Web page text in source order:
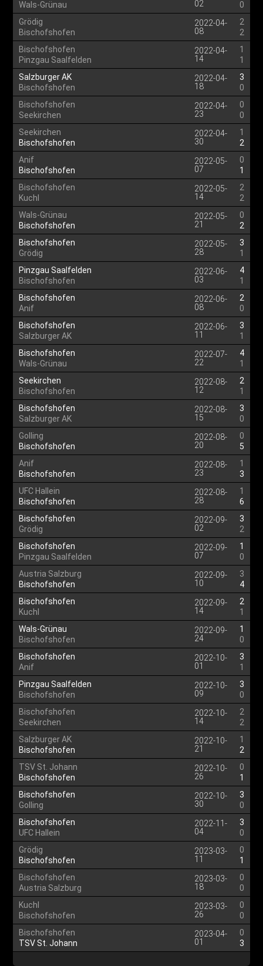
Wals-Grünau
02
0
Grödig
Bischofshofen
2022-04-
08
2
2
Bischofshofen
Pinzgau Saalfelden
2022-04-
14
1
1
Salzburger AK
Bischofshofen
2022-04-
18
3
0
Bischofshofen
Seekirchen
2022-04-
23
0
0
Seekirchen
Bischofshofen
2022-04-
30
1
2
Anif
Bischofshofen
2022-05-
07
0
1
Bischofshofen
Kuchl
2022-05-
14
2
2
Wals-Grünau
Bischofshofen
2022-05-
21
0
2
Bischofshofen
Grödig
2022-05-
28
3
1
Pinzgau Saalfelden
Bischofshofen
2022-06-
03
4
1
Bischofshofen
Anif
2022-06-
08
2
0
Bischofshofen
Salzburger AK
2022-06-
11
3
1
Bischofshofen
Wals-Grünau
2022-07-
22
4
1
Seekirchen
Bischofshofen
2022-08-
12
2
1
Bischofshofen
Salzburger AK
2022-08-
15
3
0
Golling
Bischofshofen
2022-08-
20
0
5
Anif
Bischofshofen
2022-08-
23
1
3
UFC Hallein
Bischofshofen
2022-08-
28
1
6
Bischofshofen
Grödig
2022-09-
02
3
2
Bischofshofen
Pinzgau Saalfelden
2022-09-
07
1
0
Austria Salzburg
Bischofshofen
2022-09-
10
3
4
Bischofshofen
Kuchl
2022-09-
14
2
1
Wals-Grünau
Bischofshofen
2022-09-
24
1
0
Bischofshofen
Anif
2022-10-
01
3
1
Pinzgau Saalfelden
Bischofshofen
2022-10-
09
3
0
Bischofshofen
Seekirchen
2022-10-
14
2
2
Salzburger AK
Bischofshofen
2022-10-
21
1
2
TSV St. Johann
Bischofshofen
2022-10-
26
0
1
Bischofshofen
Golling
2022-10-
30
3
0
Bischofshofen
UFC Hallein
2022-11-
04
3
0
Grödig
Bischofshofen
2023-03-
11
0
1
Bischofshofen
Austria Salzburg
2023-03-
18
0
0
Kuchl
Bischofshofen
2023-03-
26
0
0
Bischofshofen
TSV St. Johann
2023-04-
01
0
3